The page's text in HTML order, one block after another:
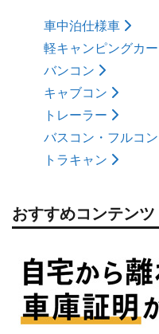
車中泊仕様車
軽キャンピングカー
バンコン
キャブコン
トレーラー
バスコン・フルコン
トラキャン
おすすめコンテンツ